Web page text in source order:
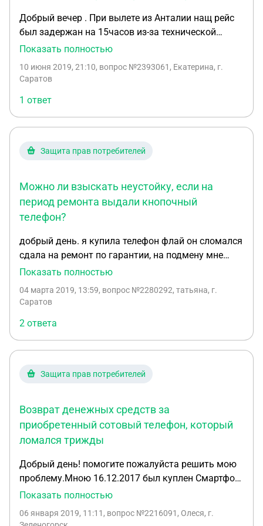
на другую дату или возврат билета в виде
ваучера. Проще говорья ваучер у них как
бонусная карта в течение 12-месяцев если вы
покупаете у Fly-dubai билеты они минусуют суммы
как бонус.
гарантированный срок не увеличивается?
Добрый вечер . При вылете из Анталии нащ рейс
был задержан на 15часов из-за технической
неисправности воздушного судна . В итоге за
время мы провели в аэропорту в зале ожидания .
был состояться 08.06.19 в 15:05 , вылетели
09.06.19 в 06:15. Есть ли возможность взыскать
компенсацию с авиакомпании ? С ув. Екатерина
Показать полностью
10 июня 2019, 21:10, вопрос №2393061, Екатерина, г.
Саратов
1 ответ
Защита прав потребителей
Можно ли взыскать неустойку, если на
период ремонта выдали кнопочный
телефон?
добрый день. я купила телефон флай он сломался
сдала на ремонт по гарантии, на подмену мне
дали кнопочный телефон я не согласно с этим , но
телефон с основными потребительскими свойства
Показать полностью
04 марта 2019, 13:59, вопрос №2280292, татьяна, г.
Саратов
2 ответа
Защита прав потребителей
Возврат денежных средств за
приобретенный сотовый телефон, который
ломался трижды
Добрый день! помогите пожалуйста решить мою
проблему.Мною 16.12.2017 был куплен Смартфон
FLY 5S стоимостью 4490.На товар был установлен
были не нарушены, после 4,5 месяцев телефон
Показать полностью
06 января 2019, 11:11 , вопрос №2216091, Олеся, г.